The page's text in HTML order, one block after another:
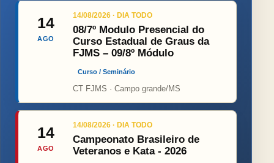
14
AGO
14/08/2026 · DIA TODO
08/7º Modulo Presencial do
Curso Estadual de Graus da
FJMS – 09/8º Módulo
Curso / Seminário
CT FJMS · Campo grande/MS
14
AGO
14/08/2026 · DIA TODO
Campeonato Brasileiro de
Veteranos e Kata - 2026